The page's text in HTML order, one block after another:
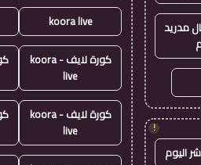
مدريد
!
اليوم
koora live
كورة لايف - koora
live
كورة لايف - koora
live